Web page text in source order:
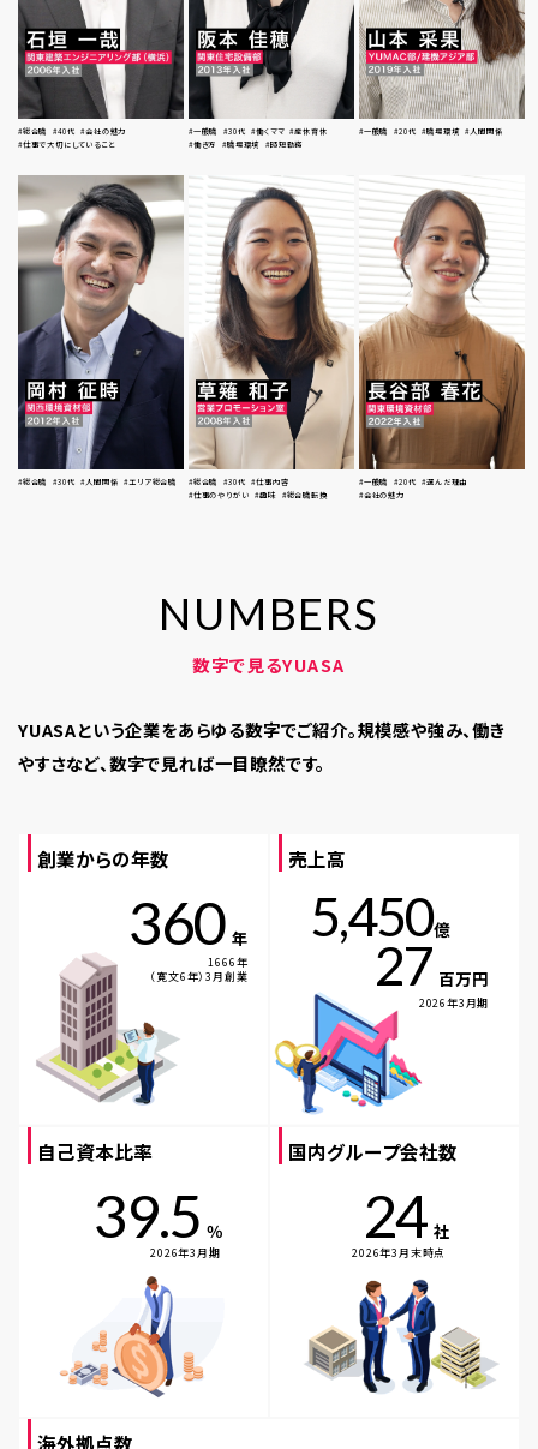
#総合職 #40代
#会社の魅力
#仕事で大切にしていること
#一般職 #30代 #働くママ #産休育休
#働き方
#職場環境 #時短勤務
#一般職 #20代 #職場環境 #人間関係
#総合職 #30代 #人間関係 #エリア総合職 #総合職 #30代
#仕事内容
#仕事のやりがい
#趣味 #総合職転換
#一般職 #20代
#選んだ理由
#会社の魅力
NUMBERS
数字で見るYUASA
YUASAという企業をあらゆる数字でご紹介。規模感や強み、働き
やすさなど、数字で見れば一目瞭然です。
創業からの年数
360 年
1666年
（寛文6年）3月創業
売上高
5,450億
27 百万円
2026年3月期
自己資本比率
39.5 ％
2026年3月期
国内グループ会社数
24 社
2026年3月末時点